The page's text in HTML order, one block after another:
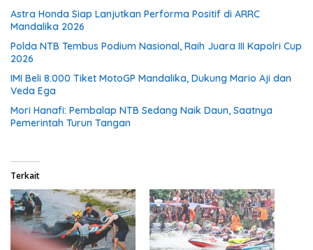
Astra Honda Siap Lanjutkan Performa Positif di ARRC
Mandalika 2026
Polda NTB Tembus Podium Nasional, Raih Juara III Kapolri Cup
2026
IMI Beli 8.000 Tiket MotoGP Mandalika, Dukung Mario Aji dan
Veda Ega
Mori Hanafi: Pembalap NTB Sedang Naik Daun, Saatnya
Pemerintah Turun Tangan
Terkait